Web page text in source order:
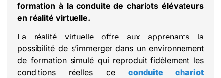
formation à la conduite de chariots élévateurs
en réalité virtuelle.
La réalité virtuelle offre aux apprenants la
possibilité de s’immerger dans un environnement
de formation simulé qui reproduit fidèlement les
conditions réelles de conduite chariot